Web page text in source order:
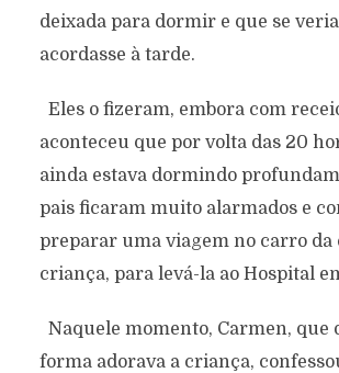
deixada para dormir e que se
acordasse à tarde.
Eles o fizeram, embora com
aconteceu que por volta das 20
ainda estava dormindo
pais ficaram muito alarmados e
preparar uma viagem no carro da
criança, para levá-la ao Hospital
Naquele momento, Carmen, que
forma adorava a criança,